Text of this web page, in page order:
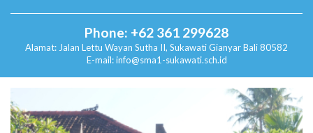
Phone: +62 361 299628
Alamat: Jalan Lettu Wayan Sutha II, SukawatiGianyar Bali 80582
E-mail: info@sma1-sukawati.sch.id